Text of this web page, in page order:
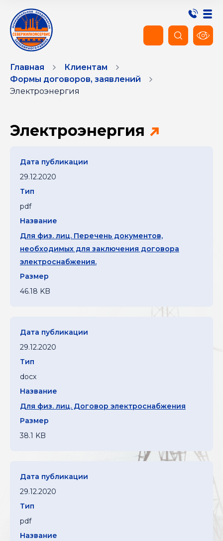
Главная
Клиентам
Формы договоров, заявлений
Электроэнергия
Электроэнергия
29.12.2020
pdf
Для физ. лиц. Перечень документов,
необходимых для заключения договора
электроснабжения.
46.18 KB
29.12.2020
docx
Для физ. лиц. Договор электроснабжения
38.1 KB
29.12.2020
pdf